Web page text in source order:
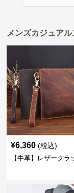
メンズカジュア
¥6,360 (税込)
【牛革】レザークラ